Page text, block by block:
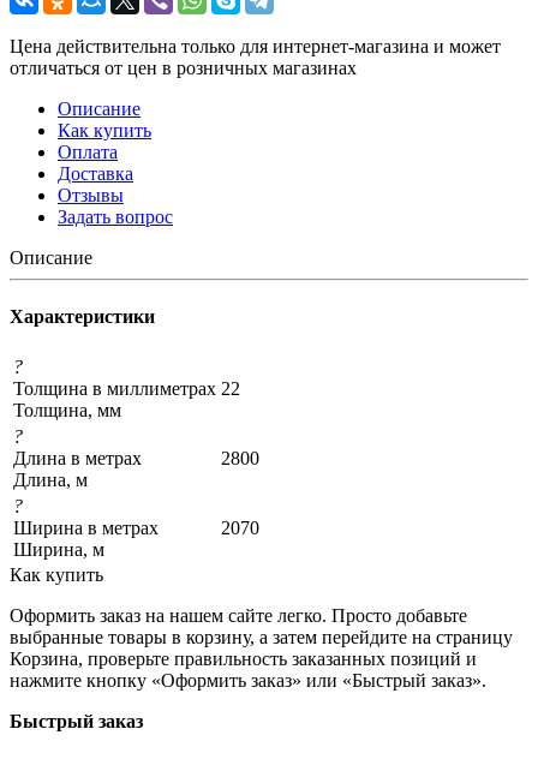
Цена действительна только для интернет-магазина и может
отличаться от цен в розничных магазинах
Описание
Как купить
Оплата
Доставка
Отзывы
Задать вопрос
Описание
Характеристики
?
Толщина в миллиметрах
Толщина, мм
22
?
Длина в метрах
Длина, м
2800
?
Ширина в метрах
Ширина, м
2070
Как купить
Оформить заказ на нашем сайте легко. Просто добавьте
выбранные товары в корзину, а затем перейдите на страницу
Корзина, проверьте правильность заказанных позиций и
нажмите кнопку «Оформить заказ» или «Быстрый заказ».
Быстрый заказ